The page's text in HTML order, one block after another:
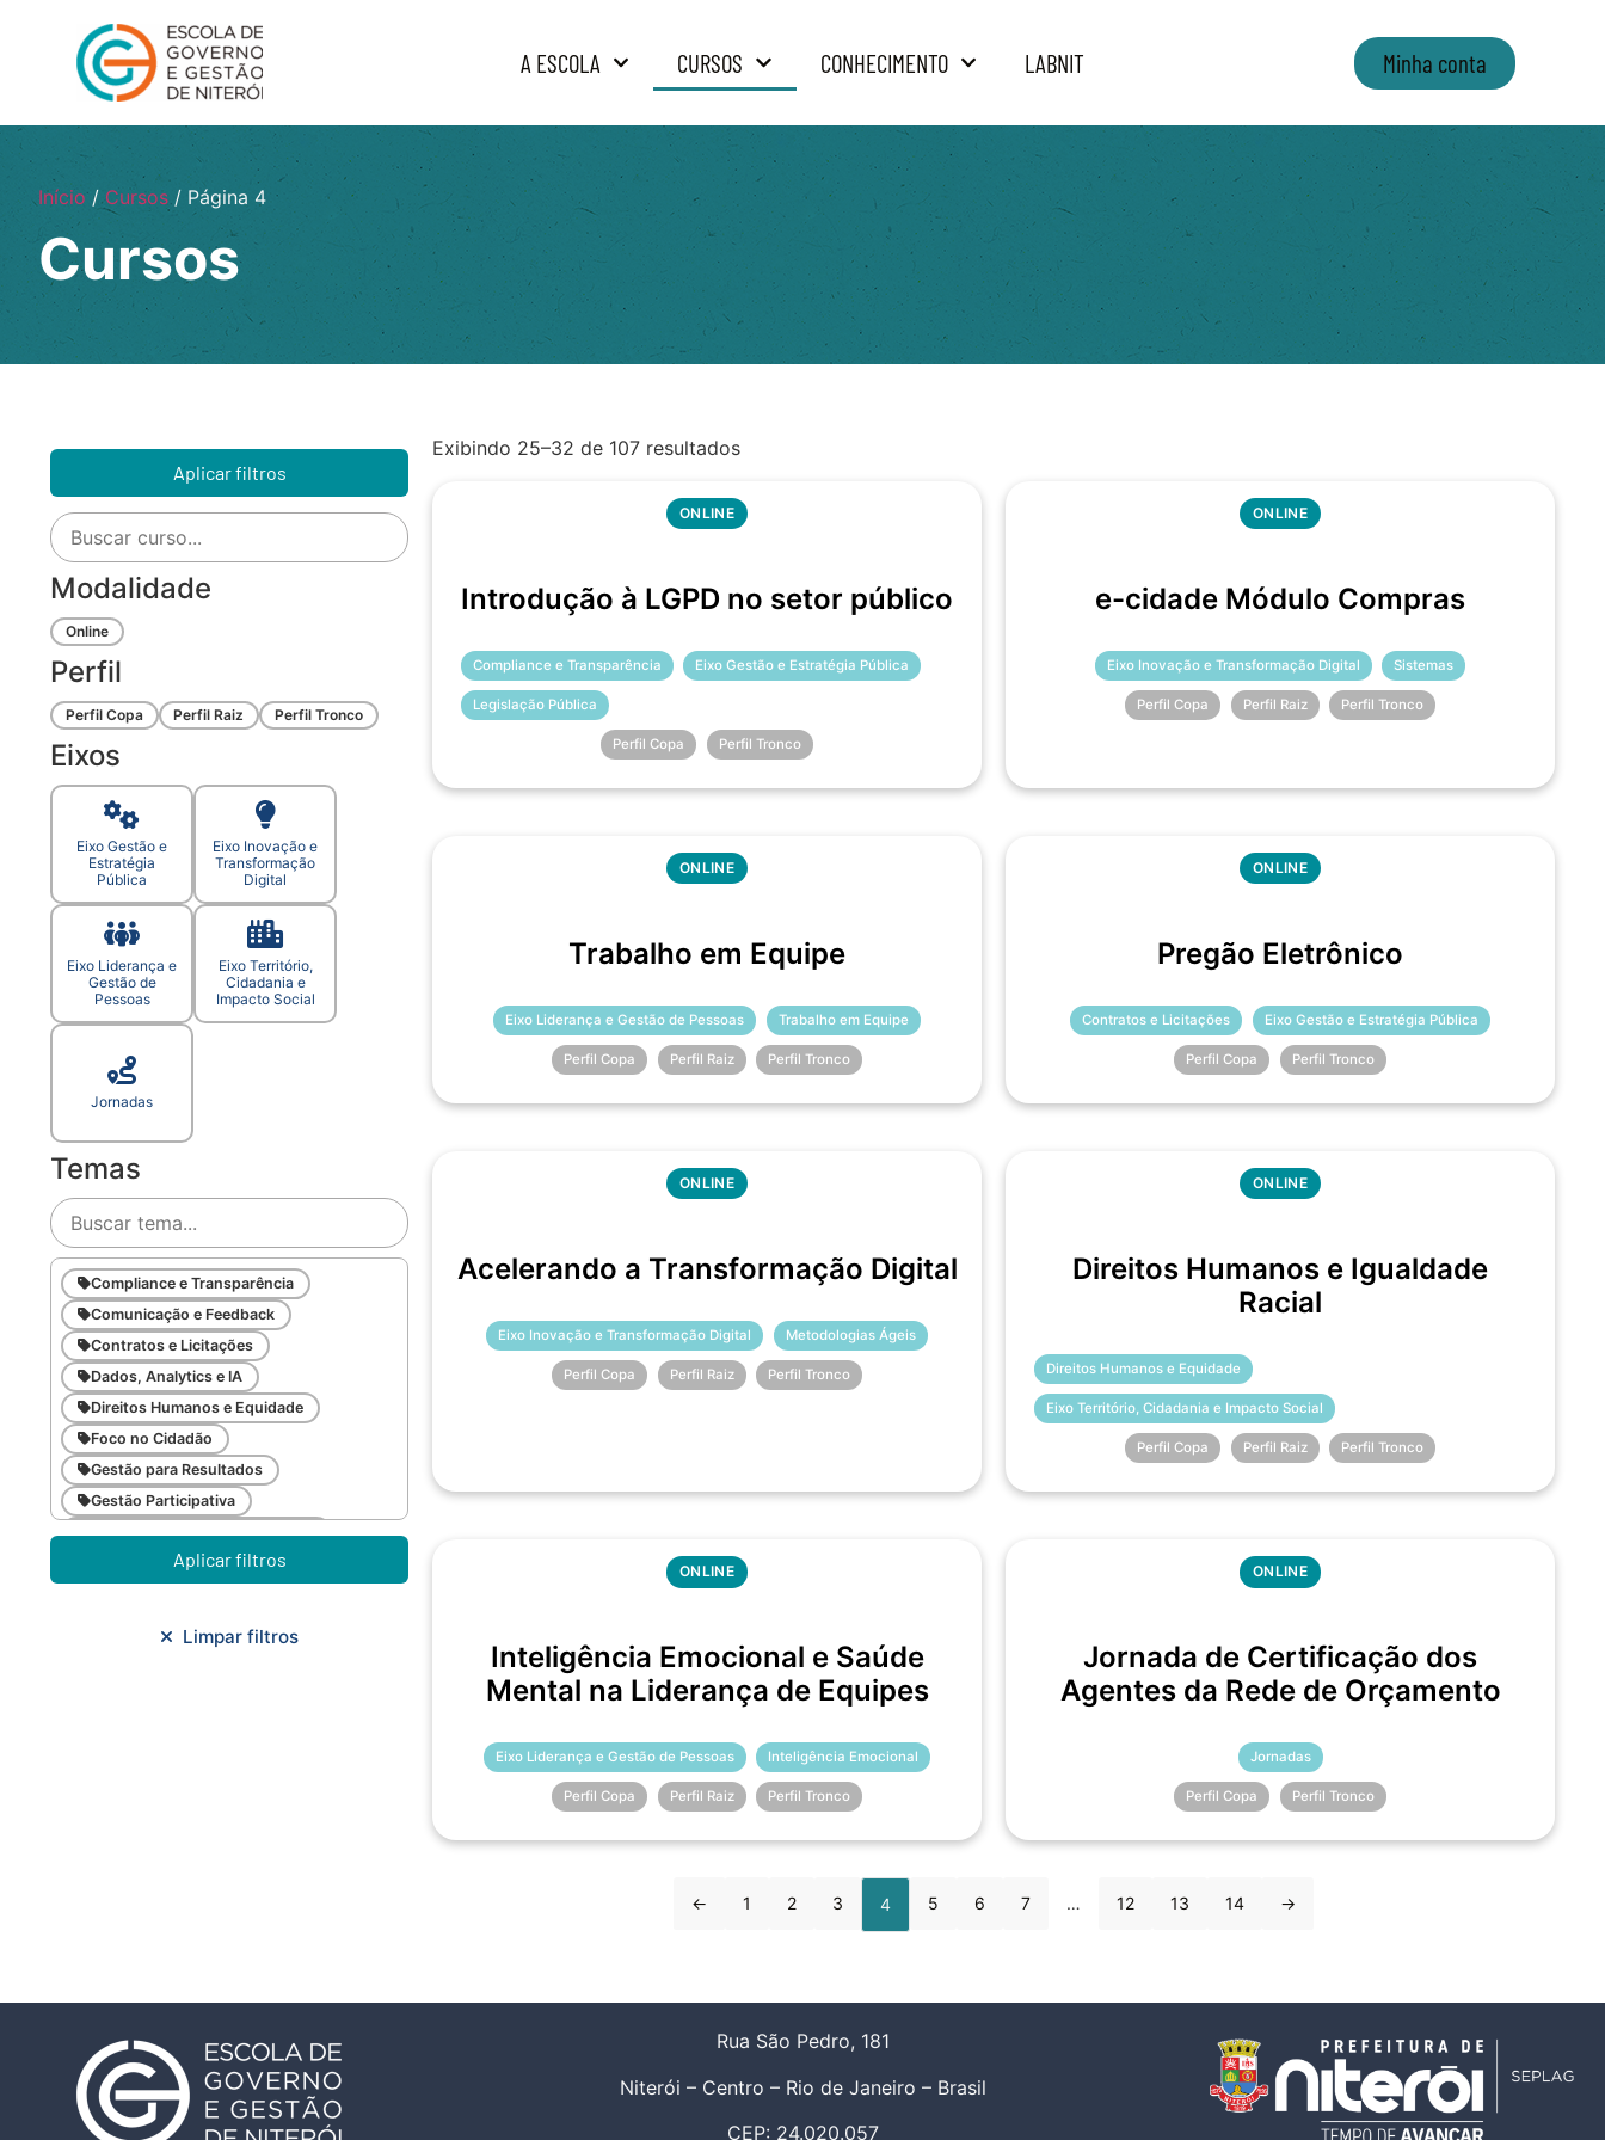
A ESCOLA CURSOS CONHECIMENTO LABNIT Minha conta
Início/Cursos/ Página 4
Cursos
Aplicar filtros
Modalidade
Online
Perfil
Perfil Copa Perfil Raiz Perfil Tronco
Eixos
Eixo Gestão e
Estratégia
Pública
Eixo Inovação e
Transformação
Digital
Eixo Liderança e
Gestão de
Pessoas
Eixo Território,
Cidadania e
Impacto Social
Jornadas
Temas
Compliance e Transparência
Comunicação e Feedback
Contratos e Licitações
Dados, Analytics e IA
Direitos Humanos e Equidade
Foco no Cidadão
Gestão para Resultados
Gestão Participativa
Inovação e Gestão da Mudança
Inteligência Emocional
Meio Ambiente e Sustentabilidade
Aplicar filtros
Limpar filtros
Exibindo 25–32 de 107 resultados
ONLINE
Introdução à LGPD no setor público
Compliance e Transparência Eixo Gestão e Estratégia Pública
Legislação Pública
Perfil Copa Perfil Tronco
ONLINE
e-cidade Módulo Compras
Eixo Inovação e Transformação Digital Sistemas
Perfil Copa Perfil Raiz Perfil Tronco
ONLINE
Trabalho em Equipe
Eixo Liderança e Gestão de Pessoas Trabalho em Equipe
Perfil Copa Perfil Raiz Perfil Tronco
ONLINE
Pregão Eletrônico
Contratos e Licitações Eixo Gestão e Estratégia Pública
Perfil Copa Perfil Tronco
ONLINE
Acelerando a Transformação Digital
Eixo Inovação e Transformação Digital Metodologias Ágeis
Perfil Copa Perfil Raiz Perfil Tronco
ONLINE
Direitos Humanos e Igualdade
Racial
Direitos Humanos e Equidade
Eixo Território, Cidadania e Impacto Social
Perfil Copa Perfil Raiz Perfil Tronco
ONLINE
Inteligência Emocional e Saúde
Mental na Liderança de Equipes
Eixo Liderança e Gestão de Pessoas Inteligência Emocional
Perfil Copa Perfil Raiz Perfil Tronco
ONLINE
Jornada de Certificação dos
Agentes da Rede de Orçamento
Jornadas
Perfil Copa Perfil Tronco
← 1 2 3 4 5 6 7 … 12 13 14 →
Rua São Pedro, 181
Niterói – Centro – Rio de Janeiro – Brasil
CEP: 24.020.057